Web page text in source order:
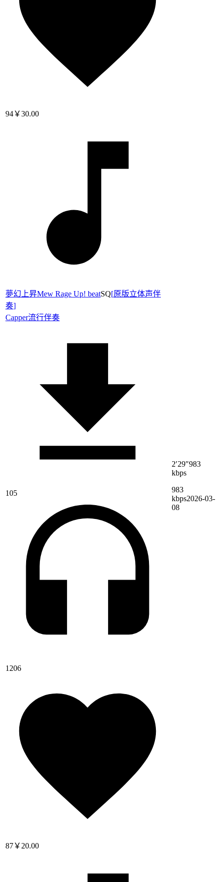
94￥30.00
夢幻上昇Mew Rage Up! beatSQ[原版立体声伴
奏]
Capper流行伴奏
105
1206
87￥20.00
2′29″983
kbps
983
kbps2026-03-
08